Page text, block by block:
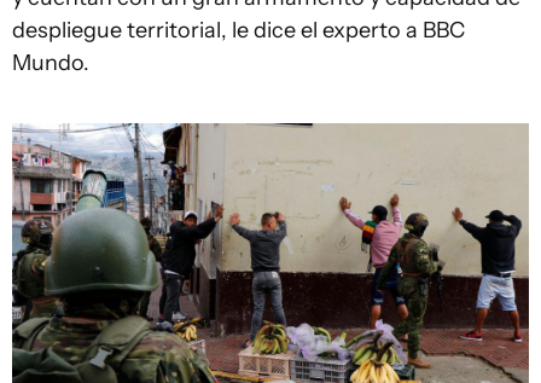
despliegue territorial, le dice el experto a BBC
Mundo.